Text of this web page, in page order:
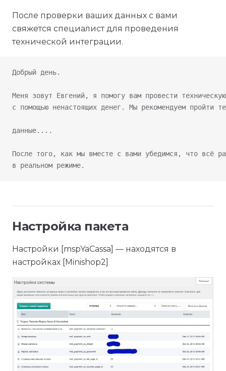
После проверки ваших данных с вами
свяжется специалист для проведения
технической интеграции.
Добрый день.
Меня зовут Евгений, я помогу вам провести
с помощью ненастоящих денег. Мы рекомендуем пройти
данные....
После того, как мы вместе с вами убедимся, что всё
в реальном режиме.
Настройка пакета
Настройки [mspYaCassa] — находятся в
настройках [Minishop2]